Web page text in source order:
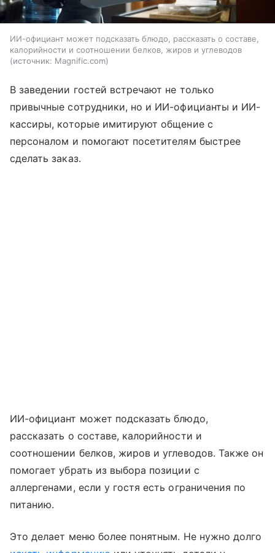
ИИ-официант может подсказать блюдо, рассказать о составе,
калорийности и соотношении белков, жиров и углеводов
источник: Magnific.com
В заведении гостей встречают не только
привычные сотрудники, но и ИИ-официанты и ИИ-
кассиры, которые имитируют общение с
персоналом и помогают посетителям быстрее
сделать заказ.
ИИ-официант может подсказать блюдо,
рассказать о составе, калорийности и
соотношении белков, жиров и углеводов. Также он
помогает убрать из выбора позиции с
аллергенами, если у гостя есть ограничения по
питанию.
Это делает меню более понятным. Не нужно долго